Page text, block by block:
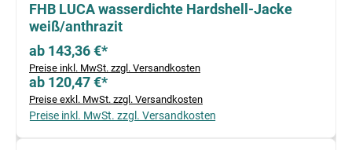
FHB LUCA wasserdichte Hardshell-Jacke
weiß/anthrazit
ab 143,36 €*
Preise inkl. MwSt. zzgl. Versandkosten
ab 120,47 €*
Preise exkl. MwSt. zzgl. Versandkosten
Preise inkl. MwSt. zzgl. Versandkosten